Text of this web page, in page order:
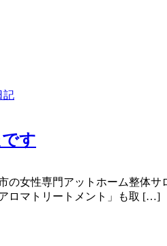
記
す
の女性専門アットホーム整体
ロマトリートメント」も取 […]